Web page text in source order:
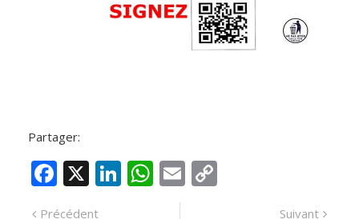
Partager:
F X Li W E
PrécédentArticle
Suivant